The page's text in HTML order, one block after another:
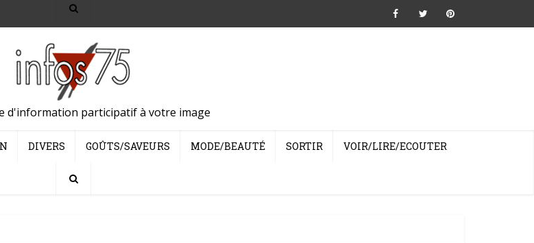
d'information participatif à votre image
DIVERS GOÛTS/SAVEURS MODE/BEAUTÉ SORTIR VOIR/LIRE/ECOUTER